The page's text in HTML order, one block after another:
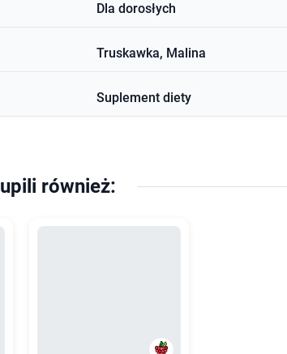
Dla dorosłych
Truskawka, Malina
Suplement diety
również: